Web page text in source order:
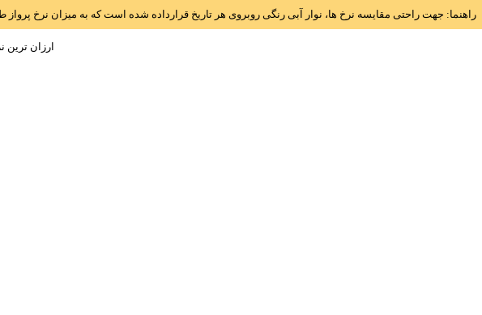
راهنما: جهت راحتی مقایسه نرخ ها، نوار آبی رنگی روبروی هر تاریخ قرارداده شده است که به میزان نرخ
ارزان ترین